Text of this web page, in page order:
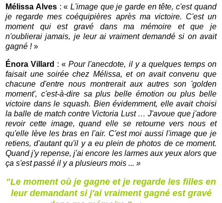
Mélissa Alves: « L'image que je garde en tête, c'est quand
je regarde mes coéquipières après ma victoire. C'est un
moment qui est gravé dans ma mémoire et que je
n'oublierai jamais, je leur ai vraiment demandé si on avait
gagné !»
Énora Villard : «Pour l'anecdote, il y a quelques temps on
faisait une soirée chez Mélissa, et on avait convenu que
chacune d'entre nous montrerait aux autres son 'golden
moment', c'est-à-dire sa plus belle émotion ou plus belle
victoire dans le squash. Bien évidemment, elle avait choisi
la balle de match contre Victoria Lust … J'avoue que j'adore
revoir cette image, quand elle se retourne vers nous et
qu'elle lève les bras en l'air. C'est moi aussi l'image que je
retiens, d'autant qu'il y a eu plein de photos de ce moment.
Quand j'y repense, j'ai encore les larmes aux yeux alors que
ça s'est passé il y a plusieurs mois ... »
"Le moment où je gagne et je regarde les filles en
leur demandant si j'ai vraiment gagné est gravé